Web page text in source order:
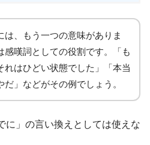
は、もう一つの意味がありま
感嘆詞としての役割です。「も
れはひどい状態でした」「本当
だ」などがその例でしょう。
に」の言い換えとしては使えな